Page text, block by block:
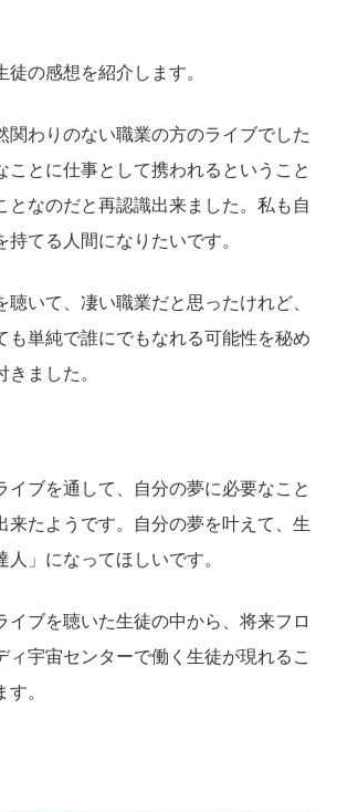
徒の感想を紹介します。
関わりのない職業の方のライブでした
ことに仕事として携われるということ
となのだと再認識出来ました。私も自
持てる人間になりたいです。
聴いて、凄い職業だと思ったけれど、
も単純で誰にでもなれる可能性を秘め
ました。
イブを通して、自分の夢に必要なこと
来たようです。自分の夢を叶えて、生
人」になってほしいです。
イブを聴いた生徒の中から、将来フロ
ィ宇宙センターで働く生徒が現れるこ
。